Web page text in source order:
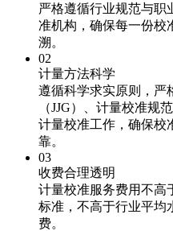
严格遵循行业规范与职
准机构，确保每一份校
溯。
02
计量方法科学
遵循科学求实原则，严
（JJG）、计量校准规
计量校准工作，确保校
靠。
03
收费合理透明
计量校准服务费用不高
标准，不高于行业平均
费。